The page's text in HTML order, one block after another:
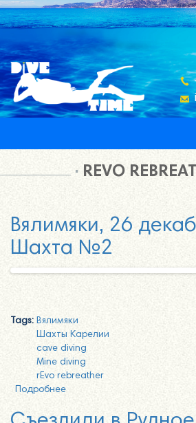
REVO
Вялимяки, 26
Шахта №2
Tags: Вялимяки
Шахты Карелии
cave diving
Mine diving
rEvo rebreather
Подробнее